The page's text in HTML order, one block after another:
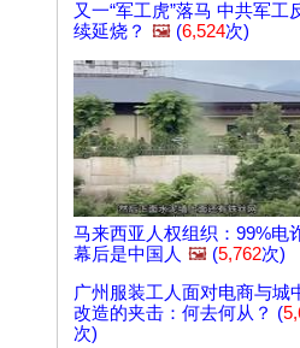
又一“军工虎”落马 中共军工
续延烧？ 🖼️ (6,524次)
马来西亚人权组织：99%电
幕后是中国人 🖼️ (5,762次)
广州服装工人面对电商与城
改造的夹击：何去何从？ (
次)